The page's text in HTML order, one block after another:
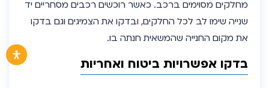
מחלקים מסוימים ברכב. כאשר רוכשים רכבים מסחריים יד
שנייה שימו לב לכל החלקים, ובדקו את הצמיגים וגם בדקו
את מקום החנייה שהמשאית חנתה בו.
בדקו אפשרויות ביטוח ואחריות